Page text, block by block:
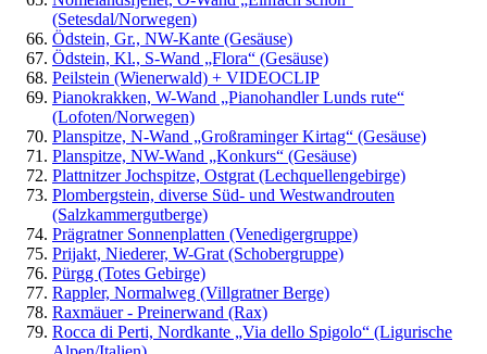
(Setesdal/Norwegen)
Ödstein, Gr., NW-Kante (Gesäuse)
Ödstein, Kl., S-Wand „Flora“ (Gesäuse)
Peilstein (Wienerwald) + VIDEOCLIP
Pianokrakken, W-Wand „Pianohandler Lunds rute“
(Lofoten/Norwegen)
Planspitze, N-Wand „Großraminger Kirtag“ (Gesäuse)
Planspitze, NW-Wand „Konkurs“ (Gesäuse)
Plattnitzer Jochspitze, Ostgrat (Lechquellengebirge)
Plombergstein, diverse Süd- und Westwandrouten
(Salzkammergutberge)
Prägratner Sonnenplatten (Venedigergruppe)
Prijakt, Niederer, W-Grat (Schobergruppe)
Pürgg (Totes Gebirge)
Rappler, Normalweg (Villgratner Berge)
Raxmäuer - Preinerwand (Rax)
Rocca di Perti, Nordkante „Via dello Spigolo“ (Ligurische